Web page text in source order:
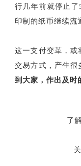
行几年前就停止
印制的纸币继续流
这一支付变革，或
交易方式，产生很
到大家，作出及时
了